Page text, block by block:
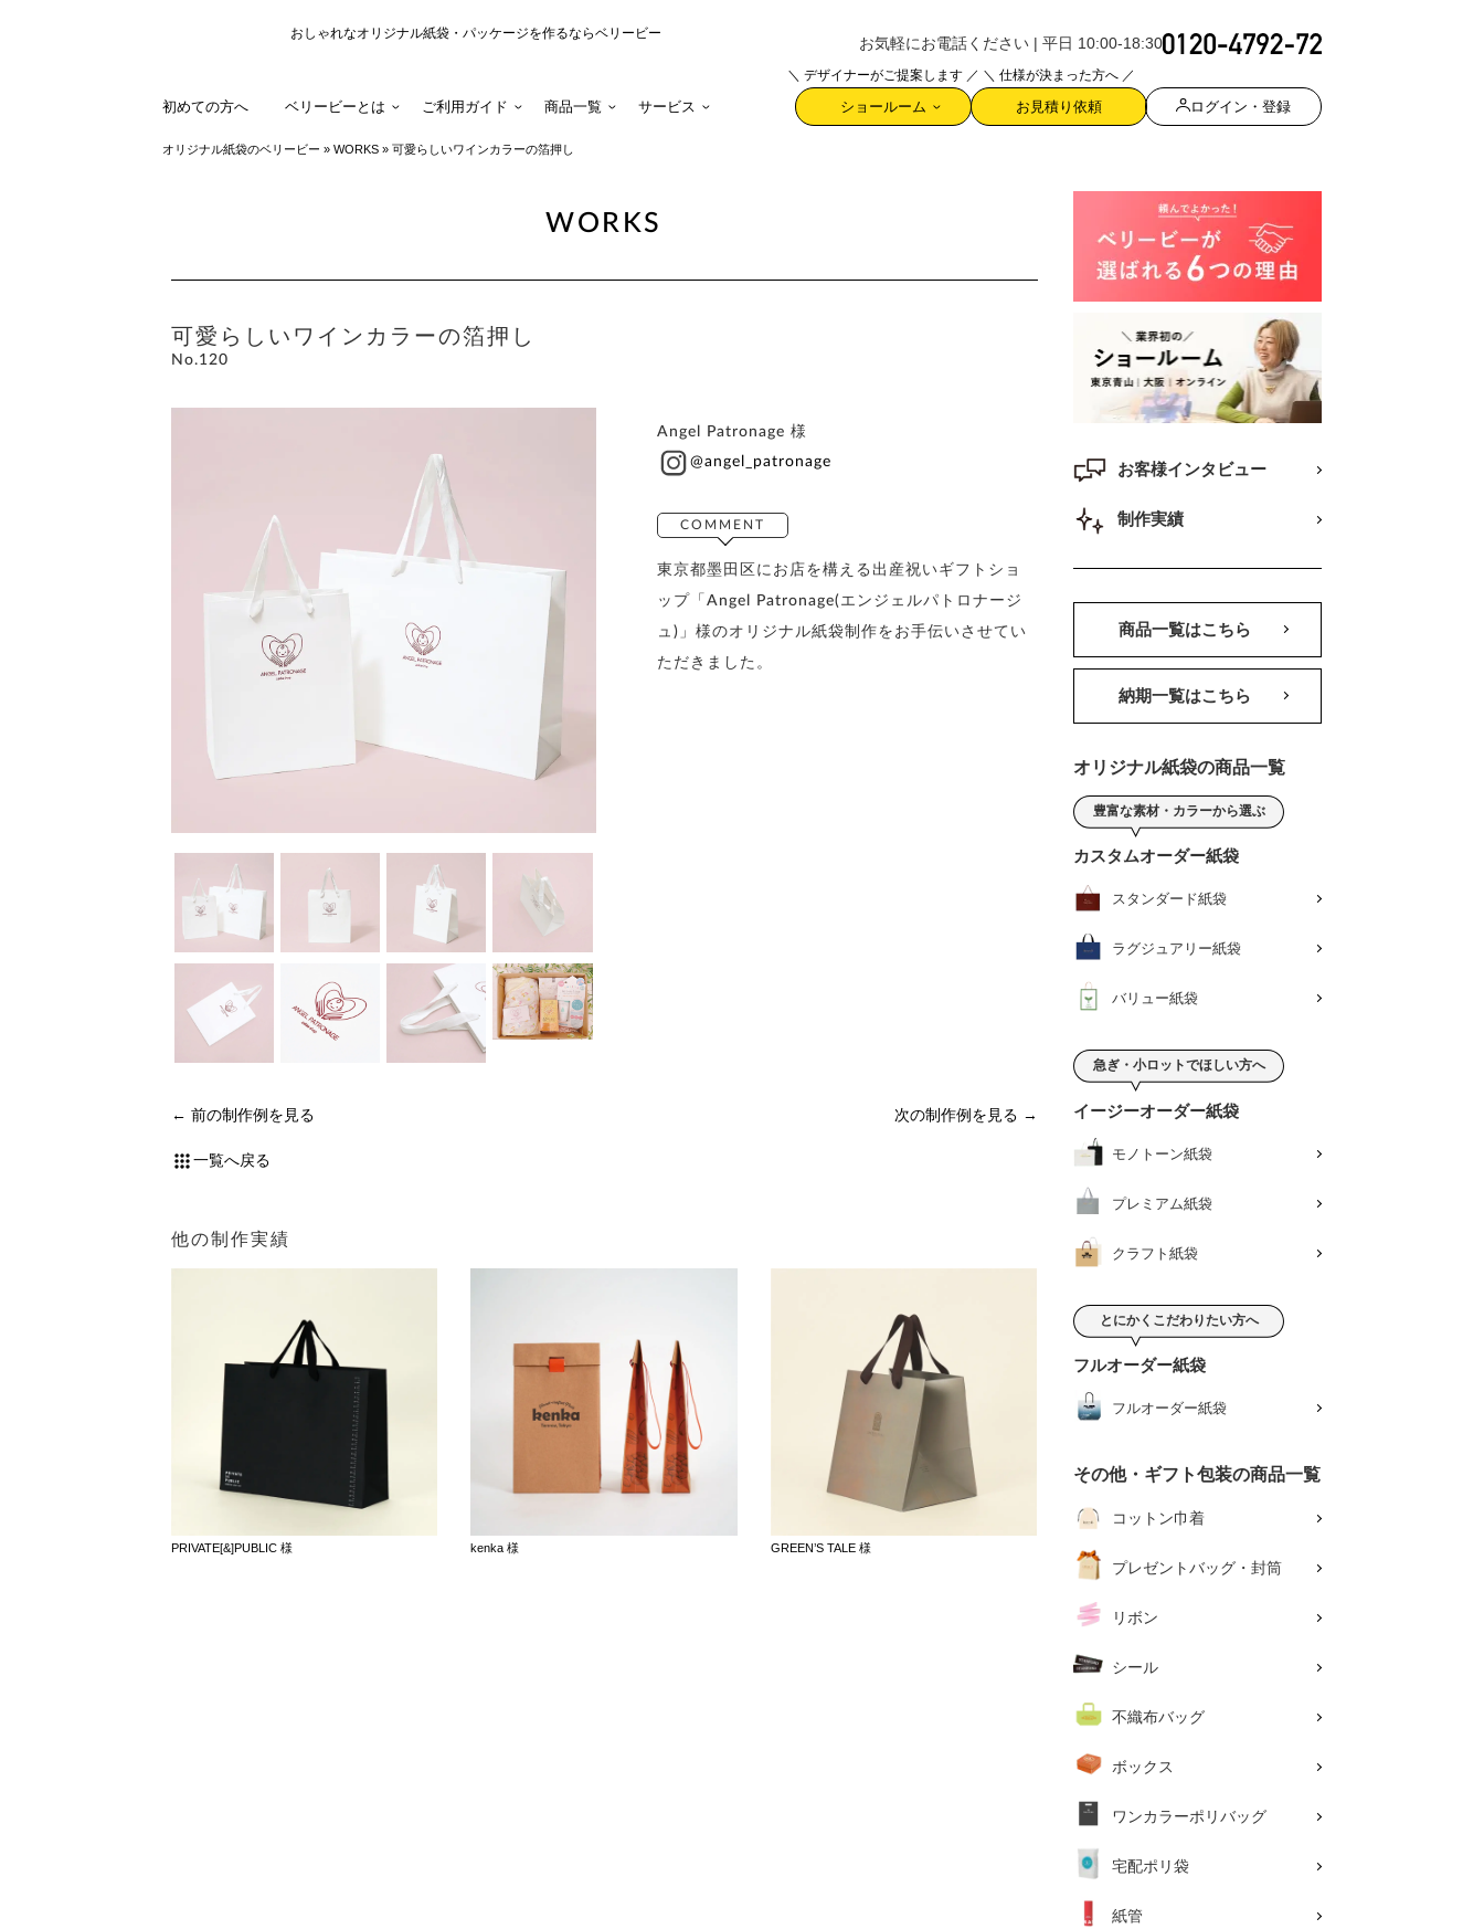
おしゃれなオリジナル紙袋・パッケージを作るならベリービー
お気軽にお電話ください | 平日 10:00-18:30
初めての方へ ベリービーとは ご利用ガイド 商品一覧 サービス
＼ デザイナーがご提案します ／
ショールーム
＼ 仕様が決まった方へ ／
お見積り依頼 ログイン・登録
オリジナル紙袋のベリービー » WORKS » 可愛らしいワインカラーの箔押し
WORKS
可愛らしいワインカラーの箔押し
No.120
Angel Patronage 様
@angel_patronage
COMMENT
東京都墨田区にお店を構える出産祝いギフトショ
ップ「Angel Patronage(エンジェルパトロナージ
ュ)」様のオリジナル紙袋制作をお手伝いさせてい
ただきました。
前の制作例を見る 次の制作例を見る
一覧へ戻る
他の制作実績
PRIVATE[&]PUBLIC 様 kenka 様 GREEN’S TALE 様
お客様インタビュー
制作実績
商品一覧はこちら
納期一覧はこちら
オリジナル紙袋の商品一覧
豊富な素材・カラーから選ぶ
カスタムオーダー紙袋
スタンダード紙袋
ラグジュアリー紙袋
バリュー紙袋
急ぎ・小ロットでほしい方へ
イージーオーダー紙袋
モノトーン紙袋
プレミアム紙袋
クラフト紙袋
とにかくこだわりたい方へ
フルオーダー紙袋
フルオーダー紙袋
その他・ギフト包装の商品一覧
コットン巾着
プレゼントバッグ・封筒
リボン
シール
不織布バッグ
ボックス
ワンカラーポリバッグ
宅配ポリ袋
紙管